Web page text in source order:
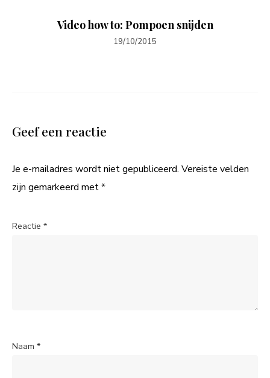
Video how to: Pompoen snijden
19/10/2015
Geef een reactie
Je e-mailadres wordt niet gepubliceerd. Vereiste velden
zijn gemarkeerd met*
Reactie *
Naam *